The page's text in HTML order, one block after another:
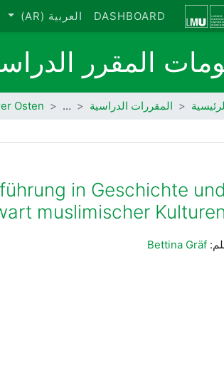
DASHBOARD العربية ‎(AR)‎
المقرر
المقررات الدراسية …
Osten
in Geschichte und
muslimischer Kulturen
Bettina Gräf